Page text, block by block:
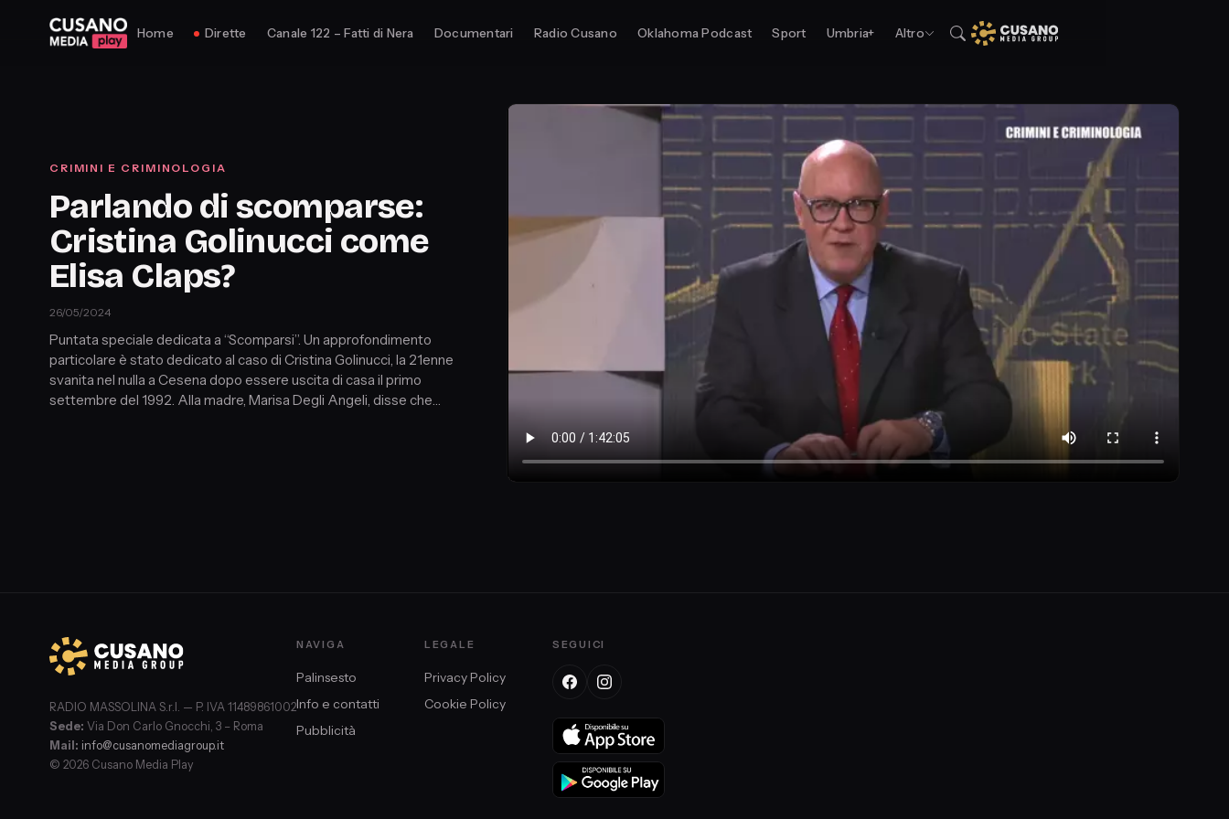
Home Dirette Canale 122 – Fatti di Nera Documentari Radio Cusano Oklahoma Podcast Sport Umbria+ Altro
CRIMINI E CRIMINOLOGIA
Parlando di scomparse:
Cristina Golinucci come
Elisa Claps?
26/05/2024
Puntata speciale dedicata a “Scomparsi”. Un approfondimento
particolare è stato dedicato al caso di Cristina Golinucci, la 21enne
svanita nel nulla a Cesena dopo essere uscita di casa il primo
settembre del 1992. Alla madre, Marisa Degli Angeli, disse che
RADIO MASSOLINA S.r.l. — P. IVA 11489861002
Sede: Via Don Carlo Gnocchi, 3 – Roma
Mail: info@cusanomediagroup.it
© 2026 Cusano Media Play
NAVIGA
Palinsesto
Info e contatti
Pubblicità
LEGALE
Privacy Policy
Cookie Policy
SEGUICI